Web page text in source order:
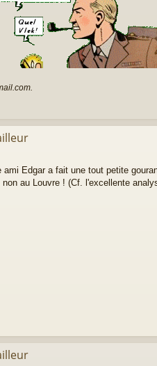
Edgar a fait une tout petite
au Louvre ! (Cf. l'excellente